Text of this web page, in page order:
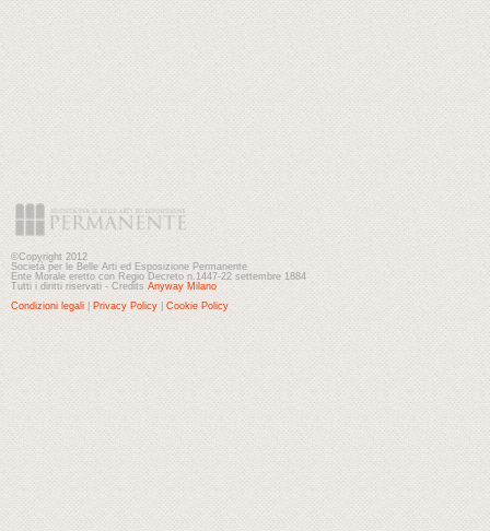
©Copyright 2012
Società per le Belle Arti ed Esposizione Permanente
Ente Morale eretto con Regio Decreto n.1447-22 settembre 1884
Tutti i diritti riservati - Credits Anyway Milano
Condizioni legali
Privacy Policy Cookie Policy